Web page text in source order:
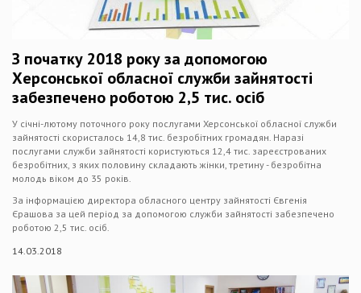
З початку 2018 року за допомогою
Херсонської обласної служби зайнятості
забезпечено роботою 2,5 тис. осіб
У січні-лютому поточного року послугами Херсонської обласної служби
зайнятості скористалось 14,8 тис. безробітних громадян. Наразі
послугами служби зайнятості користуються 12,4 тис. зареєстрованих
безробітних, з яких половину складають жінки, третину - безробітна
молодь віком до 35 років.
За інформацією директора обласного центру зайнятості Євгенія
Єрашова за цей період за допомогою служби зайнятості забезпечено
роботою 2,5 тис. осіб.
14.03.2018